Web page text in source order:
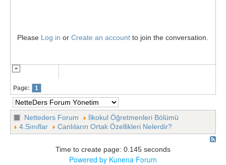
Please Log in or Create an account to join the conversation.
Page: 1
Netteders Forum
İlkokul Öğretmenleri Bölümü
4.Sınıflar
Canlıların Ortak Özellikleri Nelerdir?
Time to create page: 0.145 seconds
Powered by Kunena Forum